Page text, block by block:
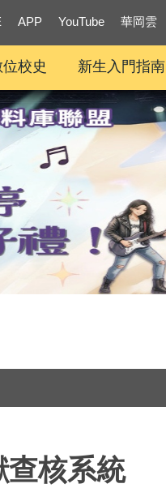
APP YouTube 華岡雲
校史 新生入門指南
查核系統